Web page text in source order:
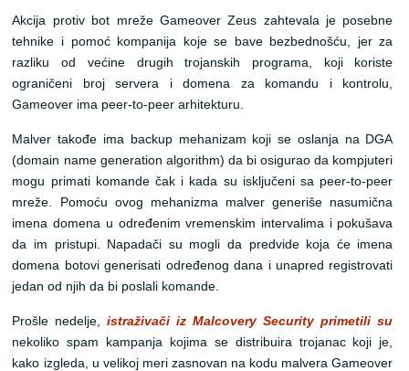
Akcija protiv bot mreže Gameover Zeus zahtevala je posebne
tehnike i pomoć kompanija koje se bave bezbednošću, jer za
razliku od većine drugih trojanskih programa, koji koriste
ograničeni broj servera i domena za komandu i kontrolu,
Gameover ima peer-to-peer arhitekturu.
Malver takođe ima backup mehanizam koji se oslanja na DGA
(domain name generation algorithm) da bi osigurao da kompjuteri
mogu primati komande čak i kada su isključeni sa peer-to-peer
mreže. Pomoću ovog mehanizma malver generiše nasumična
imena domena u određenim vremenskim intervalima i pokušava
da im pristupi. Napadači su mogli da predvide koja će imena
domena botovi generisati određenog dana i unapred registrovati
jedan od njih da bi poslali komande.
Prošle nedelje,istraživači iz Malcovery Security primetili su
nekoliko spam kampanja kojima se distribuira trojanac koji je,
kako izgleda, u velikoj meri zasnovan na kodu malvera Gameover